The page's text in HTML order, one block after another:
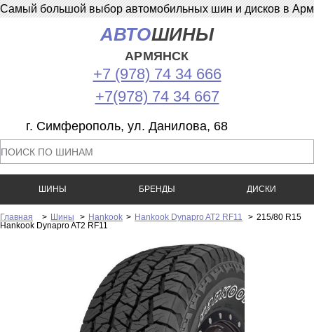
Самый большой выбор автомобильных шин и дисков в
АВТОШИНЫ
АРМЯНСК
+7 (978) 74 34 666
+7(978) 74 34 667
г. Симферополь, ул. Данилова, 68
ШИНЫ БРЕНДЫ ДИСКИ
Главная > Шины > Hankook > Hankook Dynapro AT2 RF11 > 215/80 R15
Hankook Dynapro AT2 RF11